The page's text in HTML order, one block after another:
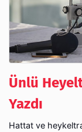
Ünlü
Yazdı
Hattat ve